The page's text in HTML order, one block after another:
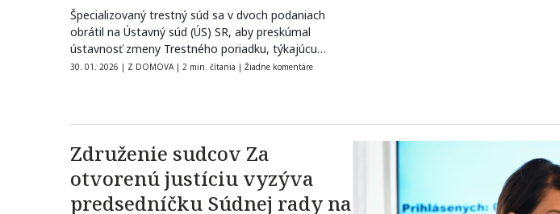
Špecializovaný trestný súd sa v dvoch podaniach
obrátil na Ústavný súd (ÚS) SR, aby preskúmal
ústavnosť zmeny Trestného poriadku, týkajúcu…
30. 01. 2026 | Z DOMOVA | 2 min. čítania | Žiadne komentáre
Združenie sudcov Za
otvorenú justíciu vyzýva
predsedníčku Súdnej rady na